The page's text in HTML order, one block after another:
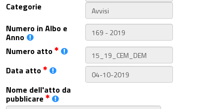
Categorie
Numero in Albo e
Anno
Numero atto
Data atto
Nome dell'atto da
pubblicare